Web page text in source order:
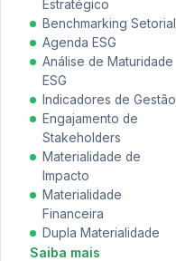
Estratégico
Benchmarking Setorial
Agenda ESG
Análise de Maturidade
ESG
Indicadores de Gestão
Engajamento de
Stakeholders
Materialidade de
Impacto
Materialidade
Financeira
Dupla Materialidade
Saiba mais